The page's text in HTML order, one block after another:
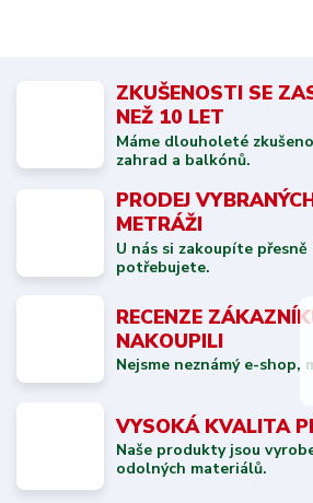
ZKUŠENOSTI SE
NEŽ 10 LET
Máme dlouholeté
zahrad a balkónů.
PRODEJ
METRÁŽI
U nás si zakoupíte
potřebujete.
RECENZE
NAKOUPILI
Nejsme neznámý e-shop,
VYSOKÁ KVALITA
Naše produkty jsou
odolných materiálů.